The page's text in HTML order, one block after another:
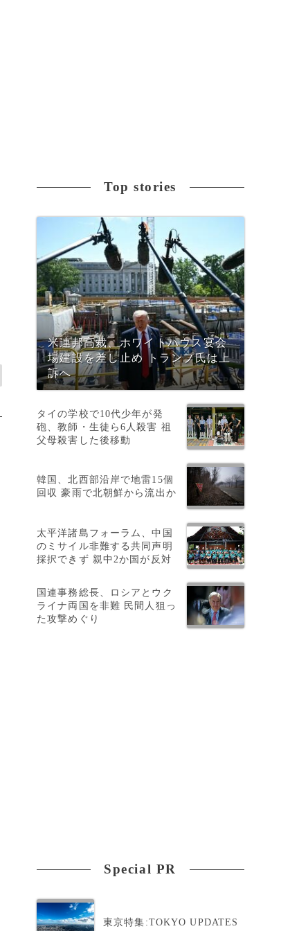
Top stories
米連邦高裁、ホワイトハウス宴会
場建設を差し止め トランプ氏は上
訴へ
タイの学校で10代少年が発
砲、教師・生徒ら6人殺害 祖
父母殺害した後移動
韓国、北西部沿岸で地雷15個
回収 豪雨で北朝鮮から流出か
太平洋諸島フォーラム、中国
のミサイル非難する共同声明
採択できず 親中2か国が反対
国連事務総長、ロシアとウク
ライナ両国を非難 民間人狙っ
た攻撃めぐり
Special PR
東京特集:TOKYO UPDATES